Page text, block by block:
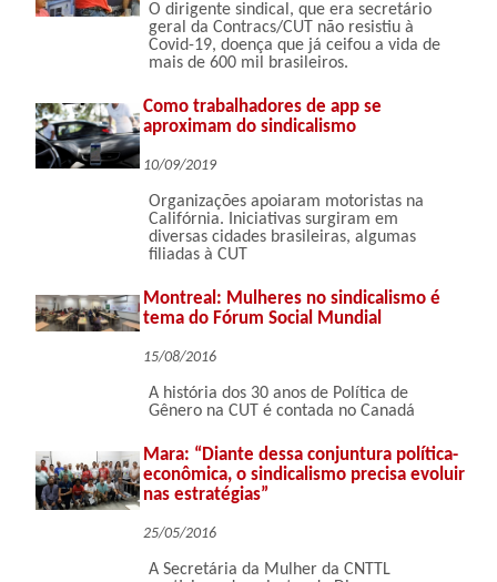
O dirigente sindical, que era secretário
geral da Contracs/CUT não resistiu à
Covid-19, doença que já ceifou a vida de
mais de 600 mil brasileiros.
Como trabalhadores de app se
aproximam do sindicalismo
10/09/2019
Organizações apoiaram motoristas na
Califórnia. Iniciativas surgiram em
diversas cidades brasileiras, algumas
filiadas à CUT
Montreal: Mulheres no sindicalismo é
tema do Fórum Social Mundial
15/08/2016
A história dos 30 anos de Política de
Gênero na CUT é contada no Canadá
Mara: “Diante dessa conjuntura política-
econômica, o sindicalismo precisa evoluir
nas estratégias”
25/05/2016
A Secretária da Mulher da CNTTL